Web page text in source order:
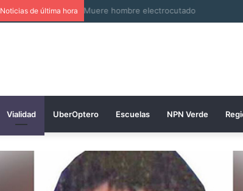
Noticias de última hora Muere hombre electrocutado
Vialidad UberOptero Escuelas NPN Verde